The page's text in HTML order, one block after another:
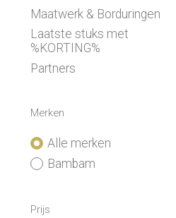
Maatwerk & Borduringen
Laatste stuks met
%KORTING%
Partners
Merken
Alle merken
Bambam
Prijs